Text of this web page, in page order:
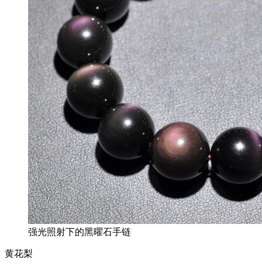
强光照射下的黑曜石手链
黄花梨